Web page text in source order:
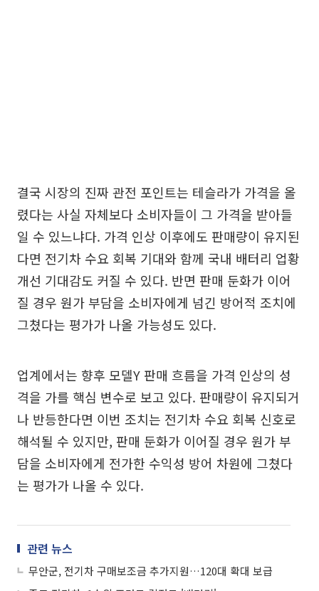
결국 시장의 진짜 관전 포인트는 테슬라가 가격을 올
렸다는 사실 자체보다 소비자들이 그 가격을 받아들
일 수 있느냐다. 가격 인상 이후에도 판매량이 유지된
다면 전기차 수요 회복 기대와 함께 국내 배터리 업황
개선 기대감도 커질 수 있다. 반면 판매 둔화가 이어
질 경우 원가 부담을 소비자에게 넘긴 방어적 조치에
그쳤다는 평가가 나올 가능성도 있다.
업계에서는 향후 모델Y 판매 흐름을 가격 인상의 성
격을 가를 핵심 변수로 보고 있다. 판매량이 유지되거
나 반등한다면 이번 조치는 전기차 수요 회복 신호로
해석될 수 있지만, 판매 둔화가 이어질 경우 원가 부
담을 소비자에게 전가한 수익성 방어 차원에 그쳤다
는 평가가 나올 수 있다.
관련 뉴스
무안군, 전기차 구매보조금 추가지원…120대 확대 보급